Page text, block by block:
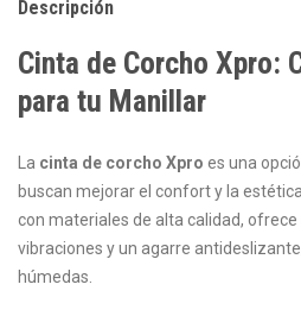
Descripción
Cinta de Corcho Xpro:
para tu Manillar
La cinta de corcho Xpro es una
buscan mejorar el confort y la
con materiales de alta calidad,
vibraciones y un agarre
húmedas.